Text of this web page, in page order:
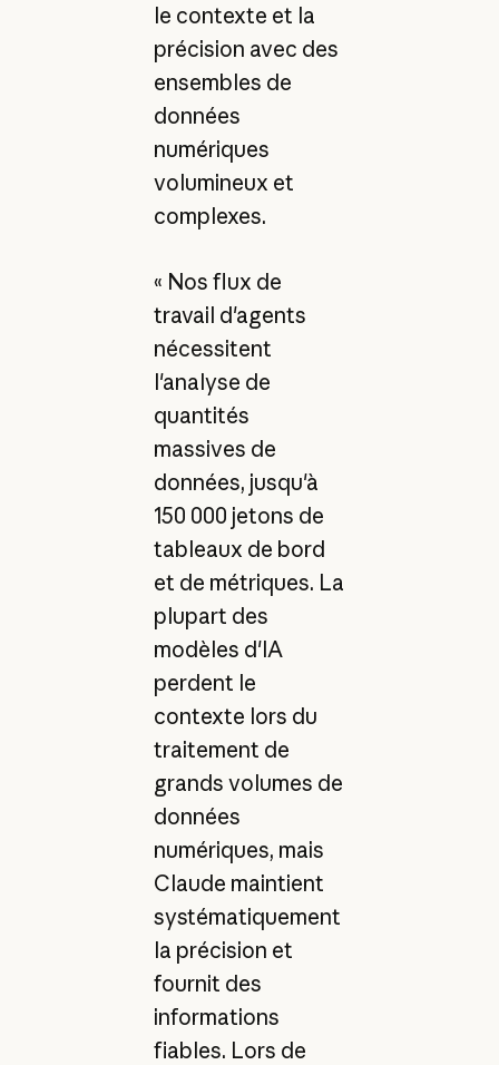
le contexte et la
précision avec des
ensembles de
données
numériques
volumineux et
complexes.
« Nos flux de
travail d'agents
nécessitent
l'analyse de
quantités
massives de
données, jusqu'à
150 000 jetons de
tableaux de bord
et de métriques. La
plupart des
modèles d'IA
perdent le
contexte lors du
traitement de
grands volumes de
données
numériques, mais
Claude maintient
systématiquement
la précision et
fournit des
informations
fiables. Lors de